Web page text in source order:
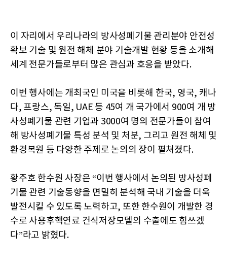
이 자리에서 우리나라의 방사성폐기물 관리분야 안전성
확보 기술 및 원전 해체 분야 기술개발 현황 등을 소개해
세계 전문가들로부터 많은 관심과 호응을 받았다.
이번 행사에는 개최국인 미국을 비롯해 한국, 영국, 캐나
다, 프랑스, 독일, UAE 등 45여 개 국가에서 900여 개 방
사성폐기물 관련 기업과 3000여 명의 전문가들이 참여
해 방사성폐기물 특성 분석 및 처분, 그리고 원전 해체 및
환경복원 등 다양한 주제로 논의의 장이 펼쳐졌다.
황주호 한수원 사장은 “이번 행사에서 논의된 방사성폐
기물 관련 기술동향을 면밀히 분석해 국내 기술을 더욱
발전시킬 수 있도록 노력하고, 또한 한수원이 개발한 경
수로 사용후핵연료 건식저장모델의 수출에도 힘쓰겠
다”라고 밝혔다.